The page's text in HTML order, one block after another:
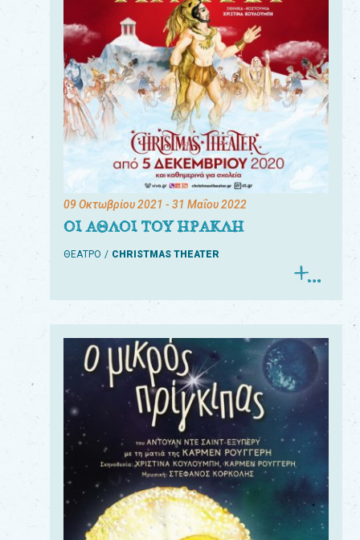
09 Οκτωβρίου 2021 - 31 Μαΐου 2022
ΟΙ ΑΘΛΟΙ ΤΟΥ ΗΡΑΚΛΗ
ΘΕΑΤΡΟ CHRISTMAS THEATER